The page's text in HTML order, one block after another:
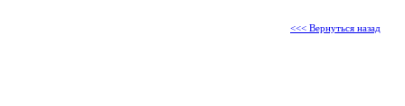
<<< Вернуться назад